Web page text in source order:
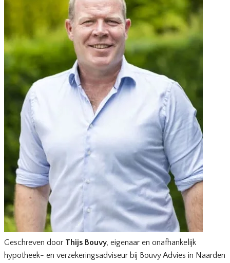
Geschreven door Thijs Bouvy, eigenaar en onafhankelijk
hypotheek- en verzekeringsadviseur bij Bouvy Advies in Naarden